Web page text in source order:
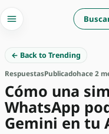
← Back to Trending
RespuestasPublicadohace 2
Cómo una
WhatsApp
Gemini en tu